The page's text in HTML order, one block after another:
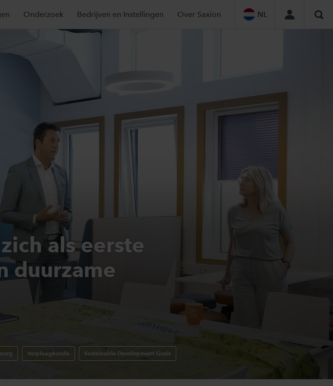
Onderzoek Bedrijven en Instellingen Over Saxion NL
als eerste
duurzame
Verpleegkunde Sustainable Development Goals